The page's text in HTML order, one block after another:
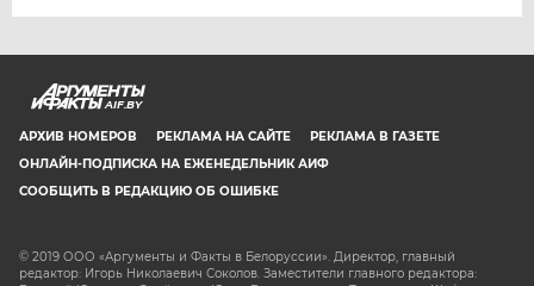
AIF.BY
АРХИВ НОМЕРОВ РЕКЛАМА НА САЙТЕ
РЕКЛАМА В ГАЗЕТЕ
ОНЛАЙН-ПОДПИСКА НА ЕЖЕНЕДЕЛЬНИК АИФ
СООБЩИТЬ В РЕДАКЦИЮ ОБ ОШИБКЕ
© 2019 ООО «Аргументы и Факты в Белоруссии». Директор, главный
редактор: Игорь Николаевич Соколов. Заместители главного редактора: